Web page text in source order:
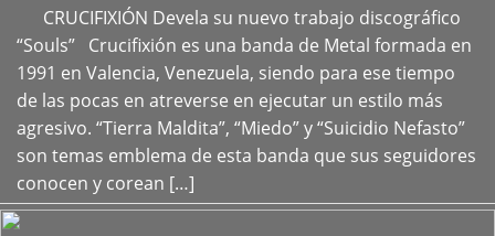
CRUCIFIXIÓN Devela su nuevo trabajo discográfico
“Souls” Crucifixión es una banda de Metal formada en
1991 en Valencia, Venezuela, siendo para ese tiempo
de las pocas en atreverse en ejecutar un estilo más
agresivo. “Tierra Maldita”, “Miedo” y “Suicidio Nefasto”
son temas emblema de esta banda que sus seguidores
conocen y corean […]
+